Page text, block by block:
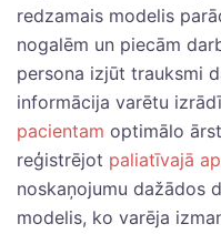
redzamais modelis
nogalēm un piecām
persona izjūt trauksmi
informācija varētu
pacientam optimālo
reģistrējot paliatīvajā
noskaņojumu dažādos
modelis, ko varēja